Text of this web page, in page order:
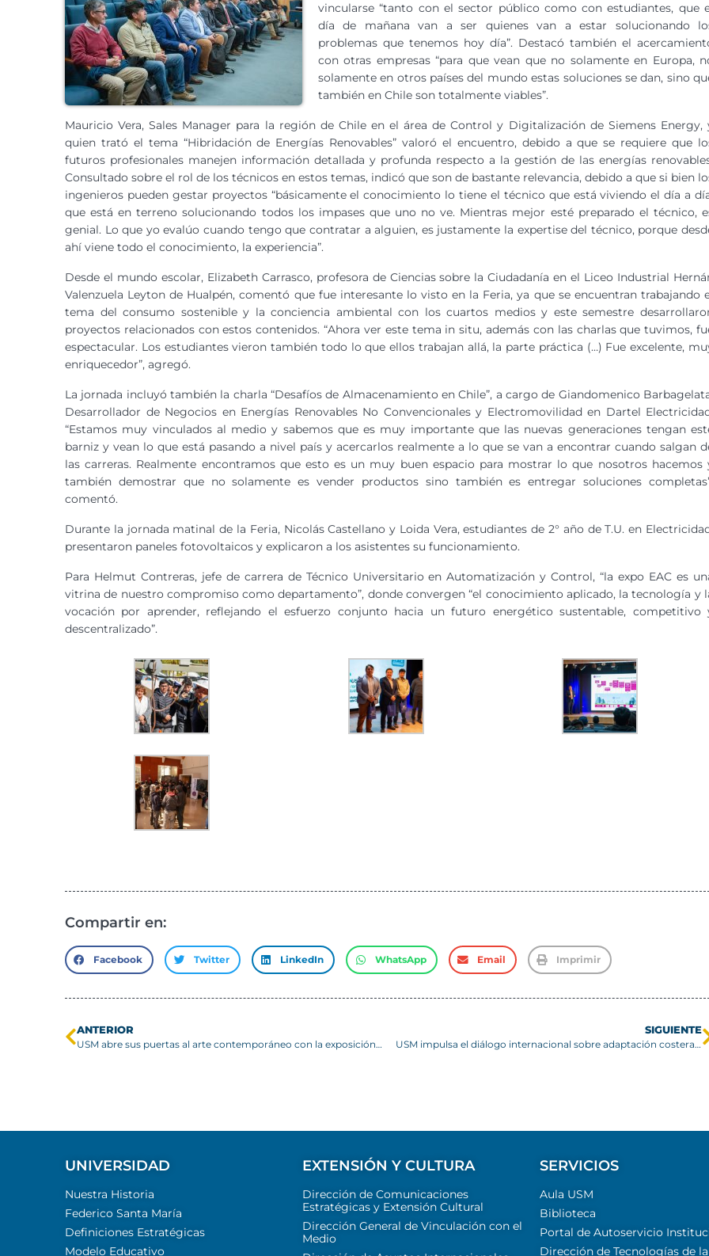
vincularse “tanto con el sector público como con estudiantes, que
día de mañana van a ser quienes van a estar solucionando
problemas que tenemos hoy día”. Destacó también el
con otras empresas “para que vean que no solamente en Europa,
solamente en otros países del mundo estas soluciones se dan, sino
también en Chile son totalmente viables”.
Mauricio Vera, Sales Manager para la región de Chile en el área de Control y Digitalización de Siemens Energy,
quien trató el tema “Hibridación de Energías Renovables” valoró el encuentro, debido a que se requiere que
futuros profesionales manejen información detallada y profunda respecto a la gestión de las energías
Consultado sobre el rol de los técnicos en estos temas, indicó que son de bastante relevancia, debido a que si bien
ingenieros pueden gestar proyectos “básicamente el conocimiento lo tiene el técnico que está viviendo el día a
que está en terreno solucionando todos los impases que uno no ve. Mientras mejor esté preparado el técnico,
genial. Lo que yo evalúo cuando tengo que contratar a alguien, es justamente la expertise del técnico, porque
ahí viene todo el conocimiento, la experiencia”.
Desde el mundo escolar, Elizabeth Carrasco, profesora de Ciencias sobre la Ciudadanía en el Liceo Industrial
Valenzuela Leyton de Hualpén, comentó que fue interesante lo visto en la Feria, ya que se encuentran trabajando
tema del consumo sostenible y la conciencia ambiental con los cuartos medios y este semestre
proyectos relacionados con estos contenidos. “Ahora ver este tema in situ, además con las charlas que tuvimos,
espectacular. Los estudiantes vieron también todo lo que ellos trabajan allá, la parte práctica (…) Fue excelente,
enriquecedor”, agregó.
La jornada incluyó también la charla “Desafíos de Almacenamiento en Chile”, a cargo de Giandomenico
Desarrollador de Negocios en Energías Renovables No Convencionales y Electromovilidad en Dartel
“Estamos muy vinculados al medio y sabemos que es muy importante que las nuevas generaciones tengan
barniz y vean lo que está pasando a nivel país y acercarlos realmente a lo que se van a encontrar cuando salgan
las carreras. Realmente encontramos que esto es un muy buen espacio para mostrar lo que nosotros hacemos
también demostrar que no solamente es vender productos sino también es entregar soluciones
comentó.
Durante la jornada matinal de la Feria, Nicolás Castellano y Loida Vera, estudiantes de 2° año de T.U. en
presentaron paneles fotovoltaicos y explicaron a los asistentes su funcionamiento.
Para Helmut Contreras, jefe de carrera de Técnico Universitario en Automatización y Control, “la expo EAC es
vitrina de nuestro compromiso como departamento”, donde convergen “el conocimiento aplicado, la tecnología y
vocación por aprender, reflejando el esfuerzo conjunto hacia un futuro energético sustentable, competitivo
descentralizado”.
Compartir en:
Facebook Twitter LinkedIn WhatsApp Email Imprimir
ANTERIOR
USM abre sus puertas al arte contemporáneo con la exposición “Utopías del Sol”
SIGUIENTE
USM impulsa el diálogo internacional sobre adaptación costera al cambio climático
UNIVERSIDAD
Nuestra Historia
Federico Santa María
Definiciones Estratégicas
Modelo Educativo
EXTENSIÓN Y CULTURA
Dirección de Comunicaciones
Estratégicas y Extensión Cultural
Dirección General de Vinculación con el
Medio
SERVICIOS
Aula USM
Biblioteca
Portal de Autoservicio
Dirección de Tecnologías de la